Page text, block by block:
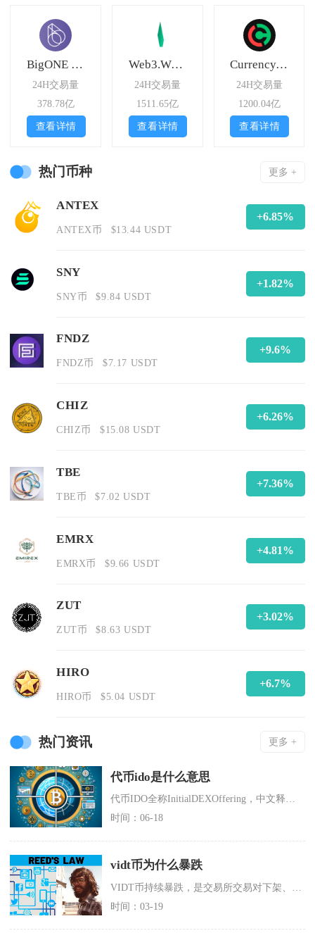
BigONE Futures
24H交易量
378.78亿
查看详情
Web3.World
24H交易量
1511.65亿
查看详情
Currency.com
24H交易量
1200.04亿
查看详情
热门币种 更多 +
ANTEX
ANTEX币 $13.44 USDT
+6.85%
SNY
SNY币 $9.84 USDT
+1.82%
FNDZ
FNDZ币 $7.17 USDT
+9.6%
CHIZ
CHIZ币 $15.08 USDT
+6.26%
TBE
TBE币 $7.02 USDT
+7.36%
EMRX
EMRX币 $9.66 USDT
+4.81%
ZUT
ZUT币 $8.63 USDT
+3.02%
HIRO
HIRO币 $5.04 USDT
+6.7%
热门资讯 更多 +
代币ido是什么意思
代币IDO全称InitialDEXOffering，中文释义为首次去中心化交易所代币发行，
时间：06-18
vidt币为什么暴跌
时间：03-19